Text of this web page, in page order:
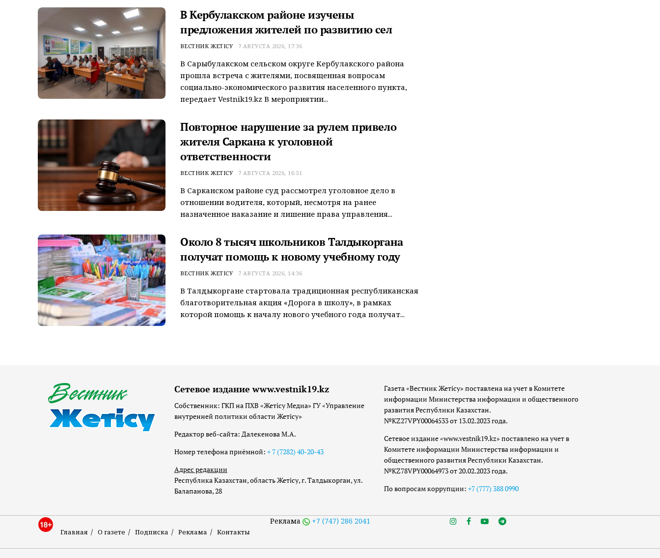
В Кербулакском районе изучены
предложения жителей по развитию сел
ВЕСТНИК ЖЕТІСУ 7 АВГУСТА 2026, 17:36
В Сарыбулакском сельском округе Кербулакского района
прошла встреча с жителями, посвященная вопросам
социально-экономического развития населенного пункта,
передает Vestnik19.kz В мероприятии...
Повторное нарушение за рулем привело
жителя Саркана к уголовной
ответственности
ВЕСТНИК ЖЕТІСУ 7 АВГУСТА 2026, 16:51
В Сарканском районе суд рассмотрел уголовное дело в
отношении водителя, который, несмотря на ранее
назначенное наказание и лишение права управления...
Около 8 тысяч школьников Талдыкоргана
получат помощь к новому учебному году
ВЕСТНИК ЖЕТІСУ 7 АВГУСТА 2026, 14:36
В Талдыкоргане стартовала традиционная республиканская
благотворительная акция «Дорога в школу», в рамках
которой помощь к началу нового учебного года получат...
Сетевое издание www.vestnik19.kz
Собственник: ГКП на ПХВ «Жетісу Медиа» ГУ «Управление
внутренней политики области Жетісу»
Редактор веб-сайта: Далекенова М.А.
Номер телефона приёмной: + 7 (7282) 40-20-43
Адрес редакции
Республика Казахстан, область Жетісу, г. Талдыкорган, ул.
Балапанова, 28
Газета «Вестник Жетісу» поставлена на учет в Комитете
информации Министерства информации и общественного
развития Республики Казахстан.
№KZ27VPY00064533 от 13.02.2023 года.
Сетевое издание «www.vestnik19.kz» поставлено на учет в
Комитете информации Министерства информации и
общественного развития Республики Казахстан.
№KZ78VPY00064973 от 20.02.2023 года.
По вопросам коррупции: +7 (777) 388 0990
Главная О газете Подписка Реклама Контакты
Реклама +7 (747) 286 2041